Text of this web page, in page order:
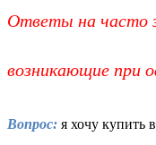
Ответы на часто
возникающие при
Вопрос: я хочу купить